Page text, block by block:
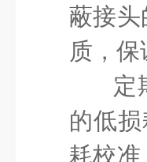
蔽接
质，
定
的低
耗校